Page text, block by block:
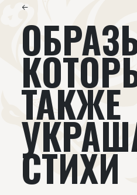
Издательство
Проекты
Книги
←
ТАКЖЕ
СТИХИ